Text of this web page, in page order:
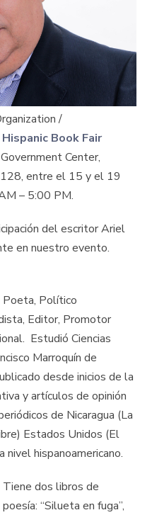
/
Book Fair
Center,
entre el 15 y el 19
– 5:00 PM.
del escritor Ariel
en nuestro evento.
Poeta, Político
Editor, Promotor
Estudió Ciencias
Marroquín de
desde inicios de la
y artículos de opinión
de Nicaragua (La
Estados Unidos (El
hispanoamericano.
Tiene dos libros de
poesía: “Silueta en fuga”,